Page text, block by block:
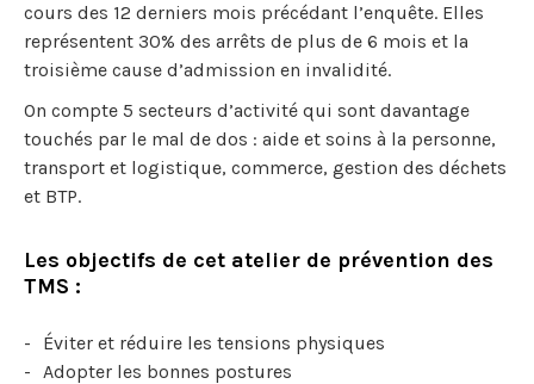
cours des 12 derniers mois précédant l’enquête. Elles
représentent 30% des arrêts de plus de 6 mois et la
troisième cause d’admission en invalidité.
On compte 5 secteurs d’activité qui sont davantage
touchés par le mal de dos : aide et soins à la personne,
transport et logistique, commerce, gestion des déchets
et BTP.
Les objectifs de cet atelier de prévention des
TMS :
Éviter et réduire les tensions physiques
Adopter les bonnes postures